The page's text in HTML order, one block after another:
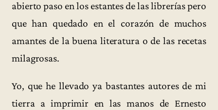
abierto paso en los estantes de las librerías pero
que han quedado en el corazón de muchos
amantes de la buena literatura o de las recetas
milagrosas.
Yo, que he llevado ya bastantes autores de mi
tierra a imprimir en las manos de Ernesto